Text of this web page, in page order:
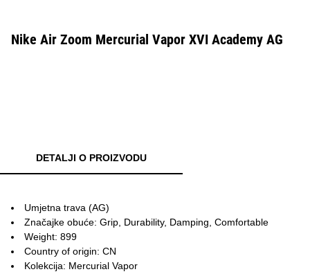
Nike Air Zoom Mercurial Vapor XVI Academy AG
DETALJI O PROIZVODU
Umjetna trava (AG)
Značajke obuće: Grip, Durability, Damping, Comfortable
Weight: 899
Country of origin: CN
Kolekcija: Mercurial Vapor